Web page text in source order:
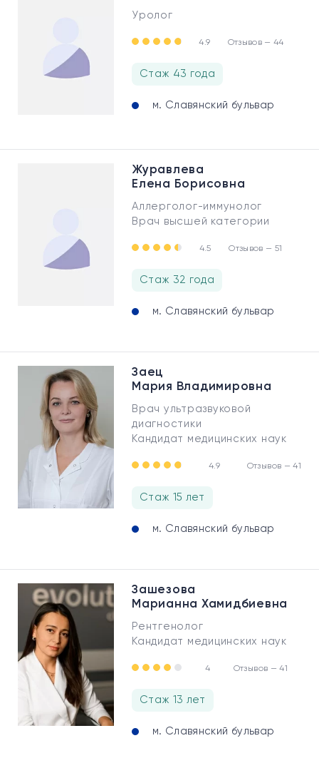
Уролог
4.9 Отзывов — 44
Стаж 43 года
м. Славянский бульвар
Журавлева
Елена Борисовна
Аллерголог-иммунолог
Врач высшей категории
4.5 Отзывов — 51
Стаж 32 года
м. Славянский бульвар
Заец
Мария Владимировна
Врач ультразвуковой
диагностики
Кандидат медицинских наук
4.9 Отзывов — 41
Стаж 15 лет
м. Славянский бульвар
Зашезова
Марианна Хамидбиевна
Рентгенолог
Кандидат медицинских наук
4 Отзывов — 41
Стаж 13 лет
м. Славянский бульвар